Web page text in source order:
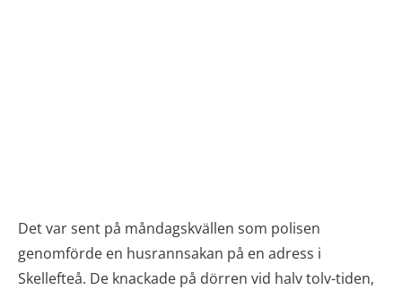
Det var sent på måndagskvällen som polisen
genomförde en husrannsakan på en adress i
Skellefteå. De knackade på dörren vid halv tolv-tiden,